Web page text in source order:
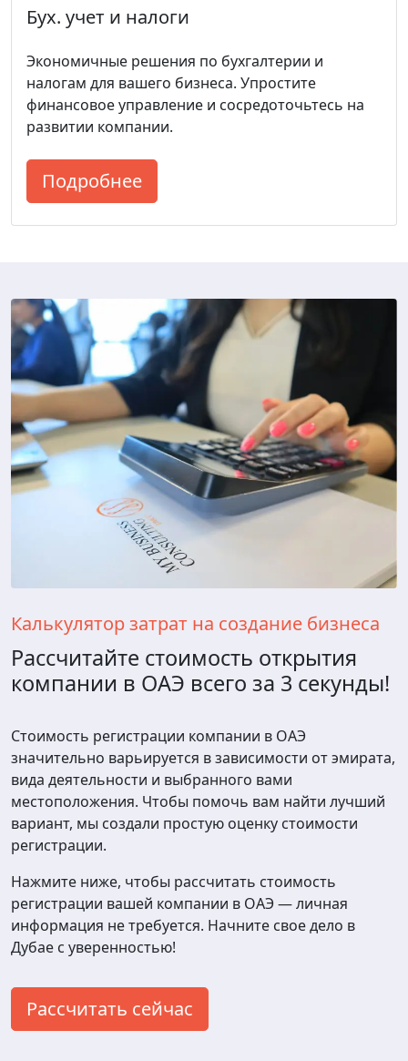
Бух. учет и налоги
Экономичные решения по бухгалтерии и
налогам для вашего бизнеса. Упростите
финансовое управление и сосредоточьтесь на
развитии компании.
Подробнее
Калькулятор затрат на создание бизнеса
Рассчитайте стоимость открытия
компании в ОАЭ всего за 3 секунды!
Стоимость регистрации компании в ОАЭ
значительно варьируется в зависимости от эмирата,
вида деятельности и выбранного вами
местоположения. Чтобы помочь вам найти лучший
вариант, мы создали простую оценку стоимости
регистрации.
Нажмите ниже, чтобы рассчитать стоимость
регистрации вашей компании в ОАЭ — личная
информация не требуется. Начните свое дело в
Дубае с уверенностью!
Рассчитать сейчас